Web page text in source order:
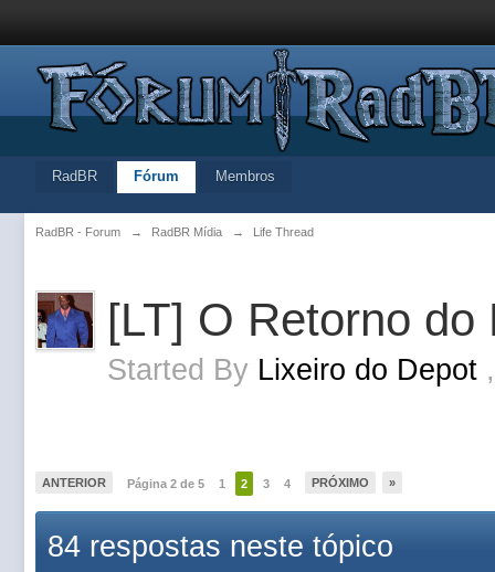
RadBR Fórum Membros
RadBR - Forum → RadBR Mídia → Life Thread
[LT] O Retorno
Started By Lixeiro do Depot
ANTERIOR Página 2 de 5 1 2 3 4 PRÓXIMO »
84 respostas neste tópico